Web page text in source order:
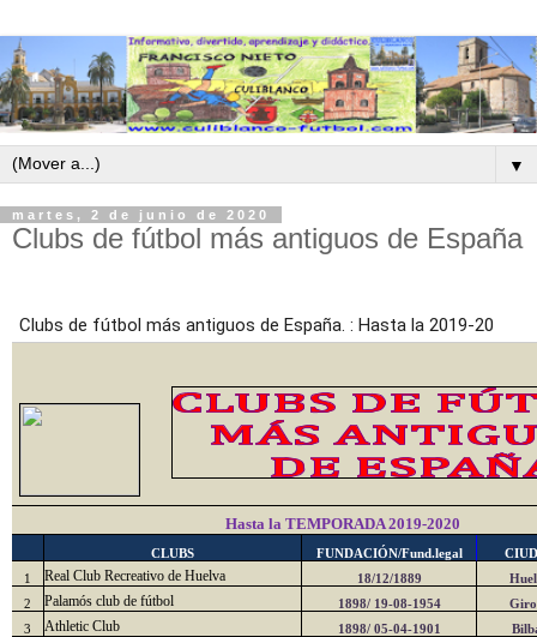
▼
martes, 2 de junio de 2020
Clubs de fútbol más antiguos de España